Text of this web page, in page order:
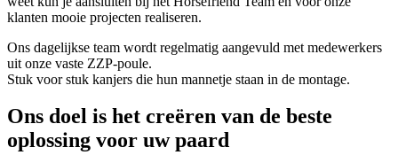
klanten mooie projecten realiseren.
Ons dagelijkse team wordt regelmatig aangevuld met medewerkers
uit onze vaste ZZP-poule.
Stuk voor stuk kanjers die hun mannetje staan in de montage.
Ons doel is het creëren van de beste
oplossing voor uw paard